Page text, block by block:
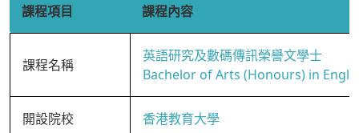
課程項目 課程內容
課程名稱
英語研究及數碼傳訊榮譽文學士
Bachelor of Arts (Honours) in
開設院校 香港教育大學